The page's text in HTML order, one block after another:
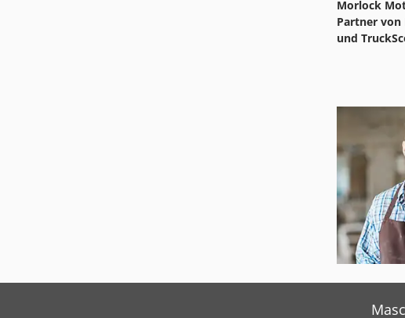
Morlock
Partner von
und